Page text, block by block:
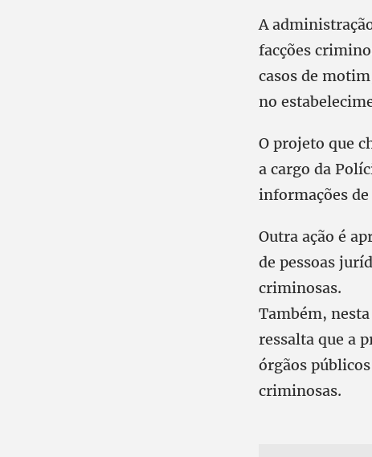
A
facções
casos de
no
O projeto que
a cargo da
informações
Outra ação é
de pessoas
criminosas.
Também,
ressalta que a
órgãos
criminosas.